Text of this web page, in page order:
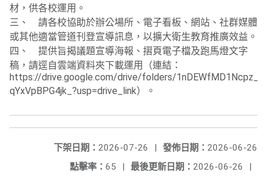
材，供各校運用。
三、 請各校協助於辦公場所、電子看板、網站、社群媒體
或其他適當管道刊登宣導訊息，以擴大衛生教育推廣效益。
四、 提供旨揭議題宣導海報、摺頁電子檔及跑馬燈文字
稿，請逕自雲端資料夾下載運用（連結：
https://drive.google.com/drive/folders/
qYxVpBPG4jk_?usp=drive_link）。
發佈日期： 2026-06-26
下架日期： 2026-07-26
|
最後更新日期： 2026-06-26 |
點擊率： 65 |